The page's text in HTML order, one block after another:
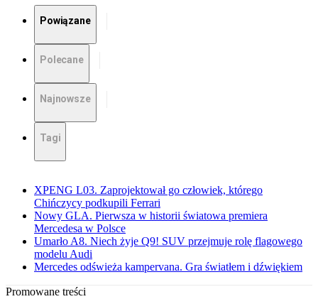
Powiązane
Polecane
Najnowsze
Tagi
XPENG L03. Zaprojektował go człowiek, którego
Chińczycy podkupili Ferrari
Nowy GLA. Pierwsza w historii światowa premiera
Mercedesa w Polsce
Umarło A8. Niech żyje Q9! SUV przejmuje rolę flagowego
modelu Audi
Mercedes odświeża kampervana. Gra światłem i dźwiękiem
Promowane treści